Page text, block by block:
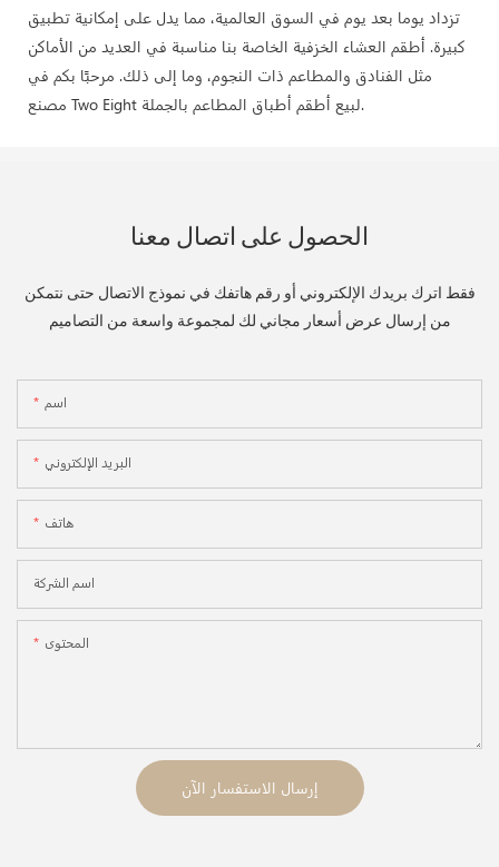
تزداد يوما بعد يوم في السوق العالمية، مما يدل على إمكانية تطبيق
كبيرة. أطقم العشاء الخزفية الخاصة بنا مناسبة في العديد من الأماكن
مثل الفنادق والمطاعم ذات النجوم، وما إلى ذلك. مرحبًا بكم في
مصنع Two Eight لبيع أطقم أطباق المطاعم بالجملة.
الحصول على اتصال معنا
فقط اترك بريدك الإلكتروني أو رقم هاتفك في نموذج الاتصال حتى نتمكن
من إرسال عرض أسعار مجاني لك لمجموعة واسعة من التصاميم
اسم
البريد الإلكتروني
هاتف
اسم الشركة
المحتوى
إرسال الاستفسار الآن